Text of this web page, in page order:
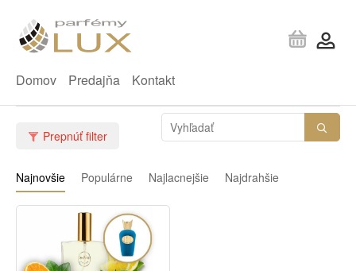
Domov Predajňa Kontakt
Prepnúť filter
Najnovšie Populárne Najlacnejšie Najdrahšie